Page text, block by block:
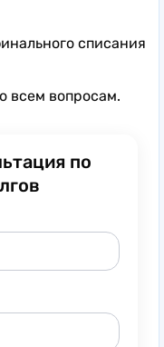
списания
всем вопросам.
по